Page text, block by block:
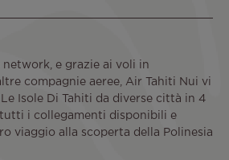
e grazie ai voli in
compagnie aeree, Air Tahiti Nui vi
Isole Di Tahiti da diverse città in 4
i collegamenti disponibili e
viaggio alla scoperta della Polinesia